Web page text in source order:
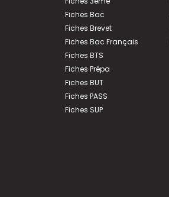
Fiches Bac
Fiches Brevet
Fiches Bac Français
Fiches BTS
Fiches Prépa
Fiches BUT
Fiches PASS
Fiches SUP